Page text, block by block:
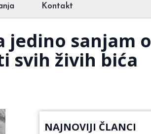
Kontakt
jedino sanjam o
svih živih bića
NAJNOVIJI ČLANCI